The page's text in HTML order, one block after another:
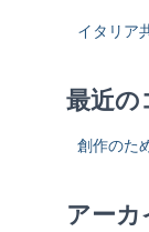
イタリア
最近の
創作のた
アー